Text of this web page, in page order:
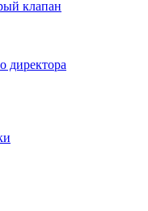
клапан
директора